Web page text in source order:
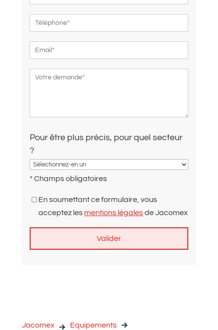
Pour être plus précis, pour quel secteur
?
* Champs obligatoires
En soumettant ce formulaire, vous
acceptez les mentions légalesde Jacomex
n
Jacomex
Equipements